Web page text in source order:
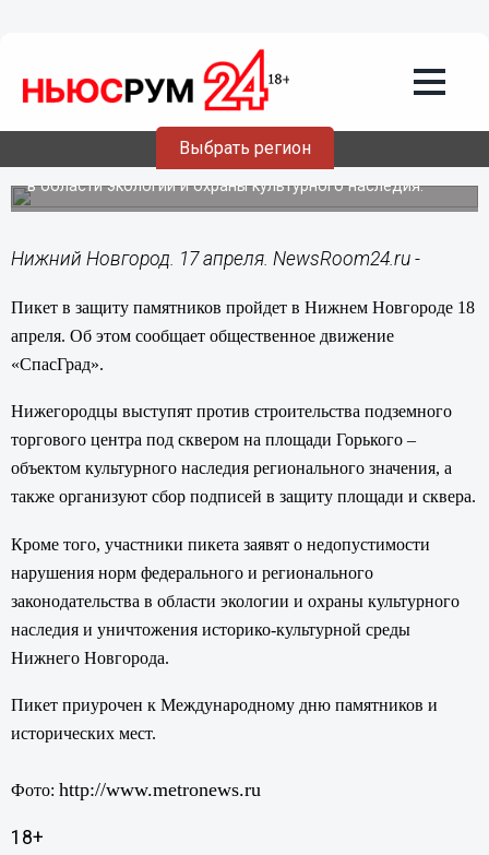
Выбрать регион
Пикет в защиту памятников пройдет
18 апреля в Нижнем Новгороде
Участники пикета заявят о недопустимости нарушения
норм федерального и регионального законодательства
в области экологии и охраны культурного наследия.
Нижний Новгород. 17 апреля. NewsRoom24.ru -
Пикет в защиту памятников пройдет в Нижнем Новгороде 18
апреля. Об этом сообщает общественное движение
«СпасГрад».
Нижегородцы выступят против строительства подземного
торгового центра под сквером на площади Горького –
объектом культурного наследия регионального значения, а
также организуют сбор подписей в защиту площади и сквера.
Кроме того, участники пикета заявят о недопустимости
нарушения норм федерального и регионального
законодательства в области экологии и охраны культурного
наследия и уничтожения историко-культурной среды
Нижнего Новгорода.
Пикет приурочен к Международному дню памятников и
исторических мест.
Фото: http://www.metronews.ru
18+